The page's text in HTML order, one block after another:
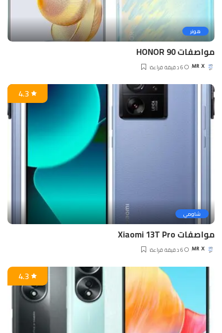
هونر
مواصفات HONOR 90
Posted
MR X 6 دقيقة قراءة
شاومي
4.3
مواصفات Xiaomi 13T Pro
Posted
MR X 6 دقيقة قراءة
4.3